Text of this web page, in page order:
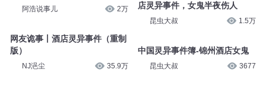
阿浩说事儿 2万
网友诡事丨酒店灵异事件（重制
版）
NJ浥尘 35.9万
店灵异事件，女鬼半夜伤人
昆虫大叔 1.5万
中国灵异事件簿-锦州酒店女鬼
昆虫大叔 3677